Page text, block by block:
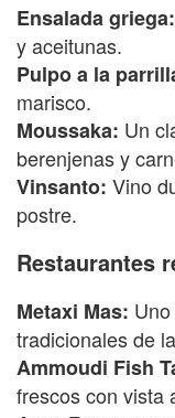
Ensalada griega:
y aceitunas.
Pulpo a la
marisco.
Moussaka: Un
berenjenas y
Vinsanto: Vino
postre.
Restaurantes
Metaxi Mas:
tradicionales de
Ammoudi Fish
frescos con vista